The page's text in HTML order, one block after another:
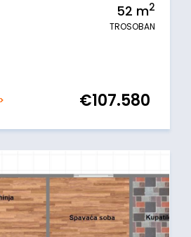
52 m2
TROSOBAN
€107.580